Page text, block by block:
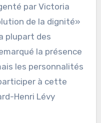
par Victoria
de la dignité»
plupart des
la présence
les personnalités
à cette
Henri Lévy